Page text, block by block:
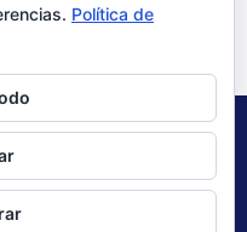
| Todos los derechos
YouTube
Política de